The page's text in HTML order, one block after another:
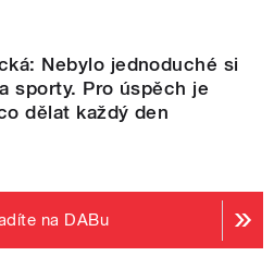
Nebylo jednoduché si
sporty. Pro úspěch je
dělat každý den
na DABu